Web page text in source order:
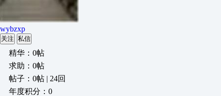
wybzxp
关注 私信
精华：0帖
求助：0帖
帖子：0帖 | 24回
年度积分：0